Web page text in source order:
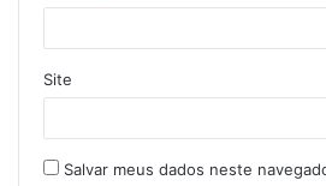
Site
Salvar meus dados neste